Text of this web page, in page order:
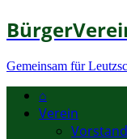
Gemeinsam für
⌂
Verein
Vorstand